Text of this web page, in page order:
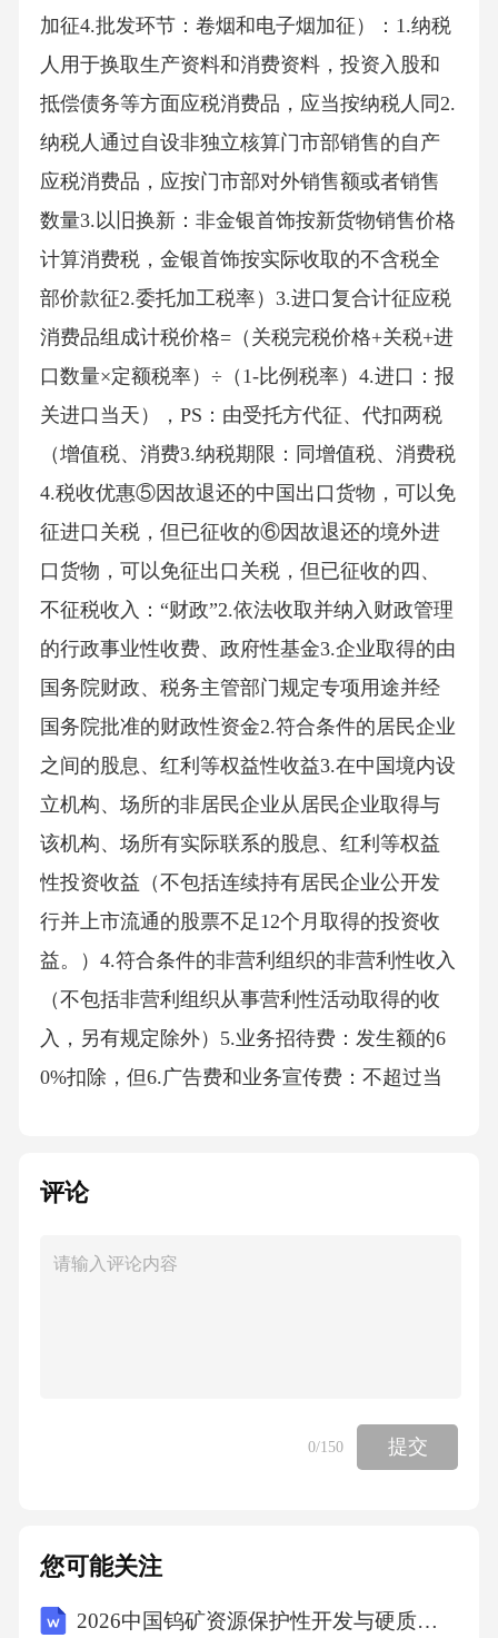
加征4.批发环节：卷烟和电子烟加征）：1.纳税
人用于换取生产资料和消费资料，投资入股和
抵偿债务等方面应税消费品，应当按纳税人同2.
纳税人通过自设非独立核算门市部销售的自产
应税消费品，应按门市部对外销售额或者销售
数量3.以旧换新：非金银首饰按新货物销售价格
计算消费税，金银首饰按实际收取的不含税全
部价款征2.委托加工税率）3.进口复合计征应税
消费品组成计税价格=（关税完税价格+关税+进
口数量×定额税率）÷（1-比例税率）4.进口：报
关进口当天），PS：由受托方代征、代扣两税
（增值税、消费3.纳税期限：同增值税、消费税
4.税收优惠⑤因故退还的中国出口货物，可以免
征进口关税，但已征收的⑥因故退还的境外进
口货物，可以免征出口关税，但已征收的四、
不征税收入：“财政”2.依法收取并纳入财政管理
的行政事业性收费、政府性基金3.企业取得的由
国务院财政、税务主管部门规定专项用途并经
国务院批准的财政性资金2.符合条件的居民企业
之间的股息、红利等权益性收益3.在中国境内设
立机构、场所的非居民企业从居民企业取得与
该机构、场所有实际联系的股息、红利等权益
性投资收益（不包括连续持有居民企业公开发
行并上市流通的股票不足12个月取得的投资收
益。）4.符合条件的非营利组织的非营利性收入
（不包括非营利组织从事营利性活动取得的收
入，另有规定除外）5.业务招待费：发生额的6
0%扣除，但6.广告费和业务宣传费：不超过当
制造和饮料制造（不含酒类制造其广告和业务
度利润总额12%的部分准予扣除；超过部分，准
退，差额可在以后5个年度内抵免【口诀】“少
要补，多不退”每次收入≤4000元，收入额=收入-
项本月应预扣预缴税额=（累计预扣预缴应纳税
所得额×预扣率-速算扣除数）-累计减免税额-累
评论
0/150 提交
您可能关注
2026中国钨矿资源保护性开发与硬质合金市场报告